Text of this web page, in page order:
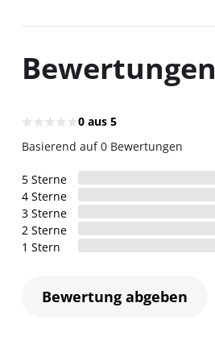
Bewertungen
0 aus 5
Basierend auf 0 Bewertungen
1 Stern
2 Sterne
3 Sterne
4 Sterne
5 Sterne
Bewertung abgeben